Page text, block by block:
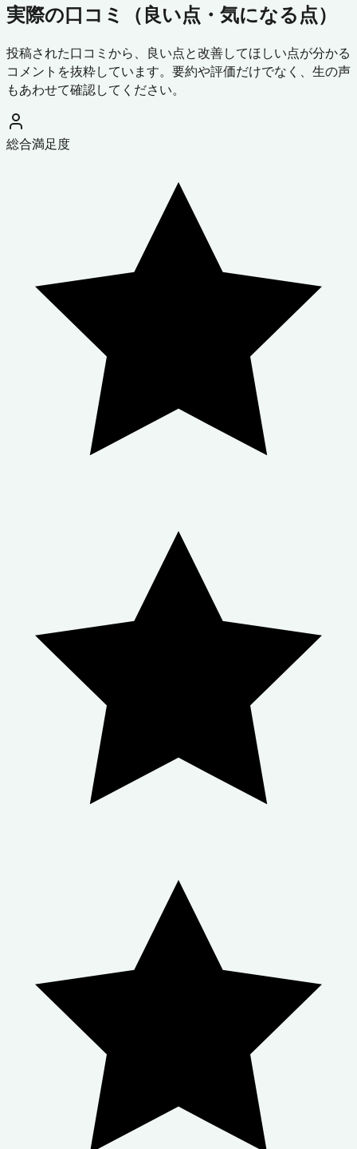
実際の口コミ（良い点・気になる点）
投稿された口コミから、良い点と改善してほしい点が分かる
コメントを抜粋しています。要約や評価だけでなく、生の声
もあわせて確認してください。
総合満足度